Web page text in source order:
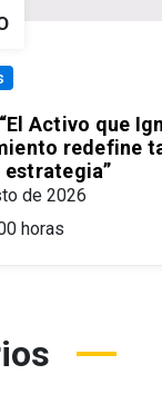
Activo que
redefine
estrategia”
de 2026
horas